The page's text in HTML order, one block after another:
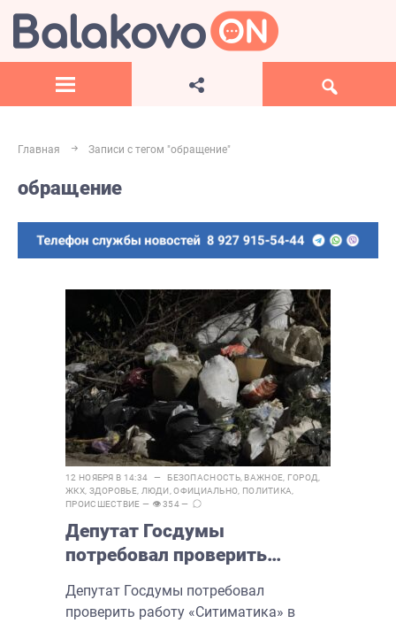
Главная Записи с тегом "обращение"
обращение
12 НОЯБРЯ В 14:34 — БЕЗОПАСНОСТЬ, ВАЖНОЕ ГОРОД
ЖКХ, ЗДОРОВЬЕ, ЛЮДИ ,ОФИЦИАЛЬНО ПОЛИТИКА
ПРОИСШЕСТВИЕ — 👁 354 —
Депутат Госдумы
потребовал проверить
Балаково и других городах
Депутат Госдумы потребовал
проверить работу «Ситиматика» в